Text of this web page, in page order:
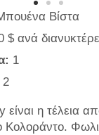
Βίστα
$ ανά
1
2
η τέλεια
Κολοράντο.